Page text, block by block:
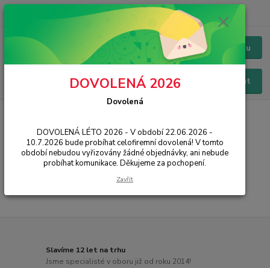
Menu
Hledat
Chat / Online podpora - 24/7
Joyroom
Slavíme 12 let na trhu
Jsme specialisté v oboru již od roku 2014!
DOVOLENÁ 2026
Dovolená
DOVOLENÁ LÉTO 2026 - V období 22.06.2026 -
10.7.2026 bude probíhat celofiremní dovolená! V tomto
období nebudou vyřizovány žádné objednávky, ani nebude
probíhat komunikace. Děkujeme za pochopení.
Zavřít